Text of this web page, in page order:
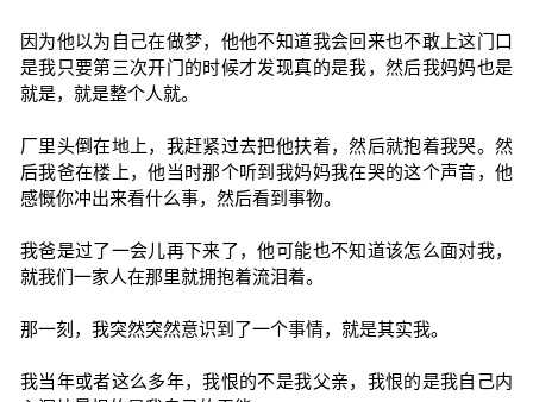
因为他以为自己在做梦，他他不知道我会回来也不敢上这门口
是我只要第三次开门的时候才发现真的是我，然后我妈妈也是
就是，就是整个人就。
厂里头倒在地上，我赶紧过去把他扶着，然后就抱着我哭。然
后我爸在楼上，他当时那个听到我妈妈我在哭的这个声音，他
感慨你冲出来看什么事，然后看到事物。
我爸是过了一会儿再下来了，他可能也不知道该怎么面对我，
就我们一家人在那里就拥抱着流泪着。
那一刻，我突然突然意识到了一个事情，就是其实我。
我当年或者这么多年，我恨的不是我父亲，我恨的是我自己内